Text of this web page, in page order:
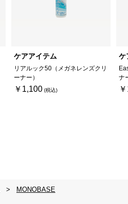
ケアアイテム
リアルック50（メガネレンズクリ
ーナー）
￥1,100
ケ
ナ
>
MONOBASE